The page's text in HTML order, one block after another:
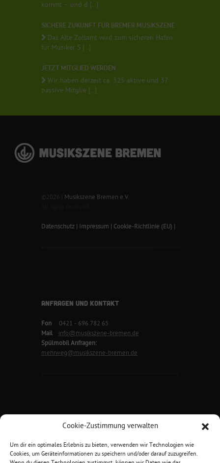
Cookie-Zustimmung verwalten
Um dir ein optimales Erlebnis zu bieten, verwenden wir Technologien wie
Cookies, um Geräteinformationen zu speichern und/oder darauf zuzugreifen.
kommt – und d [...]
SICHERE ZUKUNFT FÜR BREMER MUSIKSZENE
Das Alte Zollamt wird zum sicheren Hafen
für Musiker S [...]
JETZT MITGLIED WERDEN
Wir haben derzeit ca. 325 aktive und 37
passive Mitglie [...]
©2026 | Musikszene Bremen e.V.
Datenschutz Impressum Cookie-Richtlinie (EU)
ANFRAGEN UND KONTAKT
Fon
0421 - 696 782 65
Mail
info@musikszene-bremen.de
Spülmobil Anfragen:
mehrweg@musikszene-bremen.de
Musikszene Bremen e.V.
Hansator 1 | 28217 Bremen